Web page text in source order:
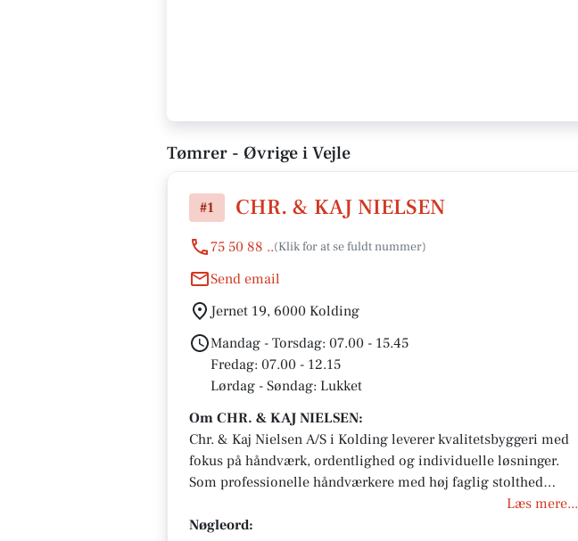
Tømrer - Øvrige i Vejle
#1 CHR. & KAJ NIELSEN
75 50 88 ..
Send email
Jernet 19, 6000 Kolding
Mandag - Torsdag: 07.00 - 15.45
Fredag: 07.00 - 12.15
Lørdag - Søndag: Lukket
Om CHR. & KAJ NIELSEN:
Chr. & Kaj Nielsen A/S i Kolding leverer kvalitetsbyggeri med
fokus på håndværk, ordentlighed og individuelle løsninger.
Som professionelle håndværkere med høj faglig stolthed
sikrer de skræddersyede resultater til både private og erhverv.
Hos Chr. & Kaj er en aftale altid en aftale – byggeri med tillid
Læs mere...
Nøgleord: